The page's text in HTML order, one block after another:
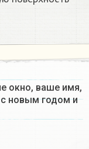
окно, ваше имя,
с новым годом и